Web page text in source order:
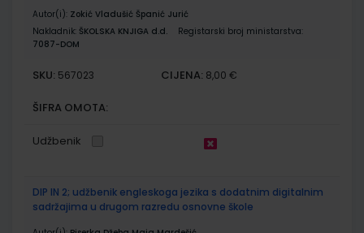
Autor(i): Zokić Vladušić Španić Jurić
Nakladnik: ŠKOLSKA KNJIGA d.d.
Registarski broj ministarstva:
7087-DOM
SKU: 567023 CIJENA: 8,00 €
ŠIFRA OMOTA:
Udžbenik
DIP IN 2; udžbenik engleskoga jezika s dodatnim digitalnim
sadržajima u drugom razredu osnovne škole